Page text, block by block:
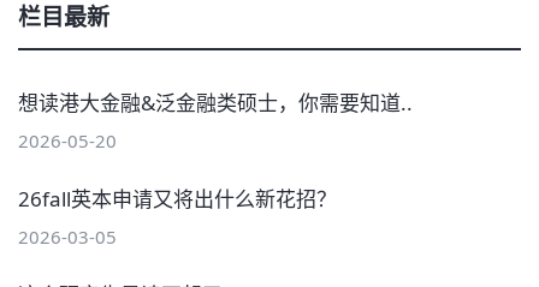
栏目最新
想读港大金融&泛金融类硕士，你需要知道..
2026-05-20
26fall英本申请又将出什么新花招？
2026-03-05